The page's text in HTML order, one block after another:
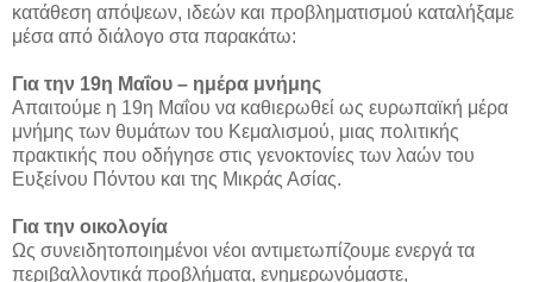
κατάθεση απόψεων, ιδεών και προβληματισμού καταλήξαμε
μέσα από διάλογο στα παρακάτω:
Για την 19η Μαΐου – ημέρα μνήμης
Απαιτούμε η 19η Μαΐου να καθιερωθεί ως ευρωπαϊκή μέρα
μνήμης των θυμάτων του Κεμαλισμού, μιας πολιτικής
πρακτικής που οδήγησε στις γενοκτονίες των λαών του
Ευξείνου Πόντου και της Μικράς Ασίας.
Για την οικολογία
Ως συνειδητοποιημένοι νέοι αντιμετωπίζουμε ενεργά τα
περιβαλλοντικά προβλήματα, ενημερωνόμαστε,